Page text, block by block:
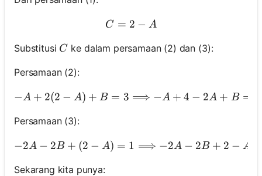
C=2-A
C = 2 − A
Substitusi C
C ke dalam persamaan (2) dan (3):
Persamaan (2):
-A+2(2-
−A + 2(2 − A) + B = 3 ⟹ −A + 4 − 2A + B =
Persamaan (3):
-2 A-2
−2A − 2B + (2 − A) = 1 ⟹ −2A − 2B + 2 − A
Sekarang kita punya: